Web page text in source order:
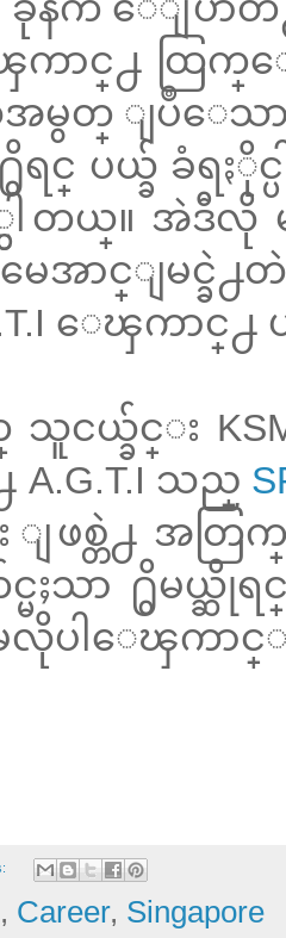
ကာင္႕ ထြက္
မွတ္ ျပဳေသာ္ျ
ရင္ ပယ္ခ် ခံရႏို
ပါတယ္။ အဲ
မေအာင္ျမင္
ေၾကာင္႕
ငယ္ခ်င္း
A.G.T.I သည္
ျဖစ္တဲ႕ အတြ
မႈသာ ႐ွိမယ္ဆို
မလိုပါေၾကာ
, Career, Singapore